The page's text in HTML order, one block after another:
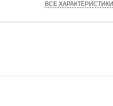
ВСЕ ХАРАКТЕРИСТИКИ